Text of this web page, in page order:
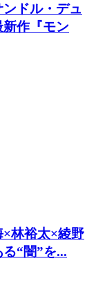
ンドル・デュ
作『モン
×林裕太×綾野
“闇”を...